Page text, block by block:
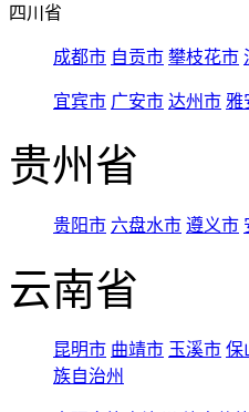
四川省
成都市 自贡市 攀枝花市
宜宾市 广安市 达州市 雅
贵州省
贵阳市 六盘水市 遵义市
云南省
昆明市 曲靖市 玉溪市 保
族自治州